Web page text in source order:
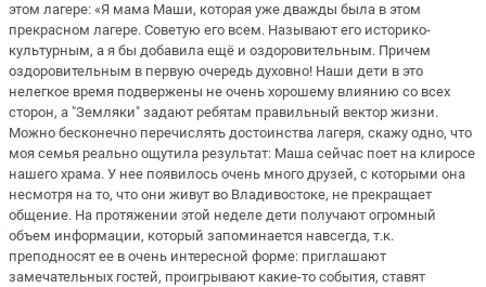
этом лагере: «Я мама Маши, которая уже дважды была в этом
прекрасном лагере. Советую его всем. Называют его историко-
культурным, а я бы добавила ещё и оздоровительным. Причем
оздоровительным в первую очередь духовно! Наши дети в это
нелегкое время подвержены не очень хорошему влиянию со всех
сторон, а "Земляки" задают ребятам правильный вектор жизни.
Можно бесконечно перечислять достоинства лагеря, скажу одно, что
моя семья реально ощутила результат: Маша сейчас поет на клиросе
нашего храма. У нее появилось очень много друзей, с которыми она
несмотря на то, что они живут во Владивостоке, не прекращает
общение. На протяжении этой неделе дети получают огромный
объем информации, который запоминается навсегда, т.к.
преподносят ее в очень интересной форме: приглашают
замечательных гостей, проигрывают какие-то события, ставят